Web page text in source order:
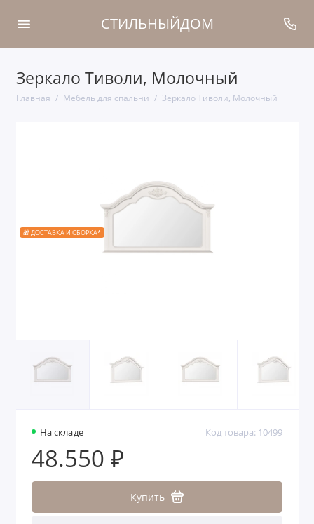
СТИЛЬНЫЙДОМ
Зеркало Тиволи, Молочный
Главная Мебель для спальни Зеркало Тиволи, Молочный
🎁 ДОСТАВКА И СБОРКА*
На складе Код товара: 10499
48.550 ₽
Купить